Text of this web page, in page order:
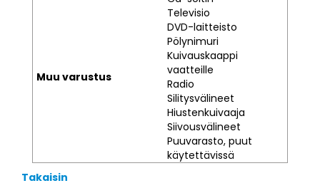
Muu varustus
Televisio
DVD-laitteisto
Pölynimuri
Kuivauskaappi
vaatteille
Radio
Silitysvälineet
Hiustenkuivaaja
Siivousvälineet
Puuvarasto, puut
käytettävissä
Takaisin